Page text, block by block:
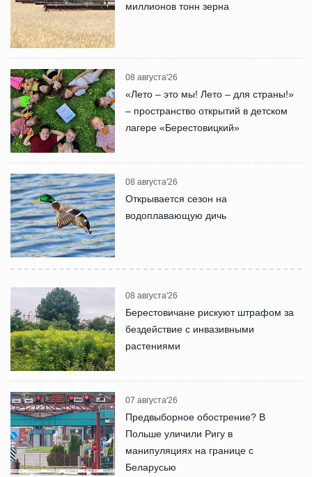
миллионов тонн зерна
08 августа'26
«Лето – это мы! Лето – для страны!»
– пространство открытий в детском
лагере «Берестовицкий»
08 августа'26
Открывается сезон на
водоплавающую дичь
08 августа'26
Берестовичане рискуют штрафом за
бездействие с инвазивными
растениями
07 августа'26
Предвыборное обострение? В
Польше уличили Ригу в
манипуляциях на границе с
Беларусью